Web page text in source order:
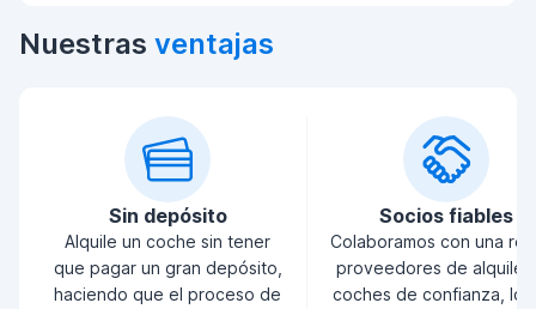
Nuestras ventajas
Sin depósito
Alquile un coche sin tener
que pagar un gran depósito,
haciendo que el proceso de
Socios fiables
Colaboramos con una
proveedores de alquiler
coches de confianza, lo